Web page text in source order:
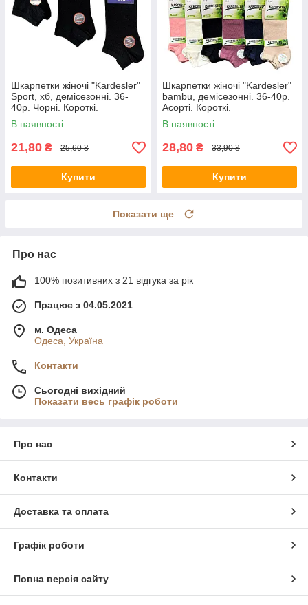
Шкарпетки жіночі "Kardesler"
Sport, хб, демісезонні. 36-
40р. Чорні. Короткі.
В наявності
21,80 ₴ 25,60 ₴
Купити
Шкарпетки жіночі "Kardesler"
bambu, демісезонні. 36-40р.
Асорті. Короткі.
В наявності
28,80 ₴ 33,90 ₴
Купити
Показати ще
Про нас
100% позитивних з 21 відгука за рік
Працює з 04.05.2021
м. Одеса
Одеса, Україна
Контакти
Сьогодні вихідний
Показати весь графік роботи
Про нас
Контакти
Доставка та оплата
Графік роботи
Повна версія сайту